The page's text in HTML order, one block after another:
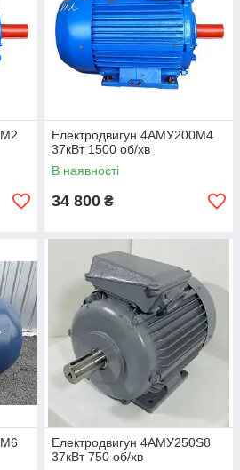
Електродвигун 4АМУ200М4
37кВт 1500 об/хв
В наявності
34 800 ₴
Електродвигун 4АМУ250Ѕ8
37кВт 750 об/хв